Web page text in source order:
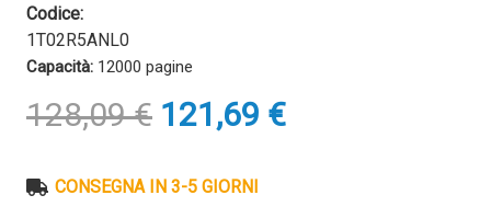
Codice:
1T02R5ANL0
Capacità: 12000 pagine
128,09€ Il
prezzo
era:
121,69 €Il
prezzo
CONSEGNA IN 3-5 GIORNI